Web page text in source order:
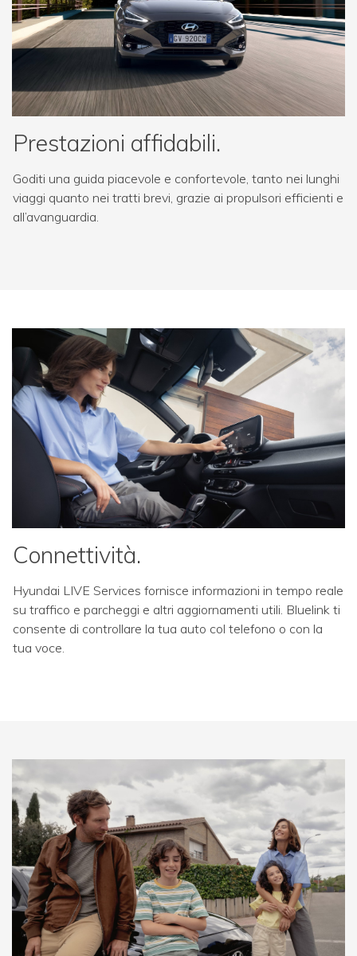
Prestazioni affidabili.
Goditi una guida piacevole e confortevole, tanto nei lunghi
viaggi quanto nei tratti brevi, grazie ai propulsori efficienti e
all’avanguardia.
Connettività.
Hyundai LIVE Services fornisce informazioni in tempo reale
su traffico e parcheggi e altri aggiornamenti utili. Bluelink ti
consente di controllare la tua auto col telefono o con la
tua voce.